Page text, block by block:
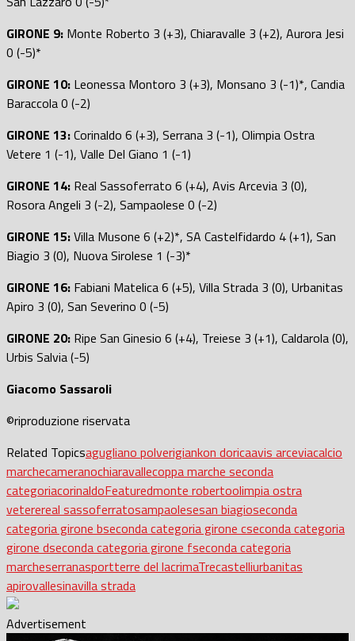
GIRONE 9: Monte Roberto 3 (+3), Chiaravalle 3 (+2), Aurora Jesi
0 (-5)*
GIRONE 10: Leonessa Montoro 3 (+3), Monsano 3 (-1)*, Candia
Baraccola 0 (-2)
GIRONE 13:Corinaldo 6 (+3), Serrana 3 (-1), Olimpia Ostra
Vetere 1 (-1), Valle Del Giano 1 (-1)
GIRONE 14: Real Sassoferrato 6 (+4), Avis Arcevia 3 (0),
Rosora Angeli 3 (-2), Sampaolese 0 (-2)
GIRONE 15:Villa Musone 6 (+2)*, SA Castelfidardo 4 (+1), San
Biagio 3 (0), Nuova Sirolese 1 (-3)*
GIRONE 16: Fabiani Matelica 6 (+5), Villa Strada 3 (0), Urbanitas
Apiro 3 (0), San Severino 0 (-5)
GIRONE 20: Ripe San Ginesio 6 (+4), Treiese 3 (+1), Caldarola (0),
Urbis Salvia (-5)
Giacomo Sassaroli
©riproduzione riservata
Related Topicsagugliano polverigiankon doricaavis arceviacalcio
marchecameranochiaravallecoppa marche seconda
categoriacorinaldoFeaturedmonte robertoolimpia ostra
veterereal sassoferratosampaolesesan biagioseconda
categoria girone bseconda categoria girone cseconda categoria
girone dseconda categoria girone fseconda categoria
marcheserranasportterre del lacrimaTrecastelliurbanitas
apirovallesinavilla strada
Advertisement